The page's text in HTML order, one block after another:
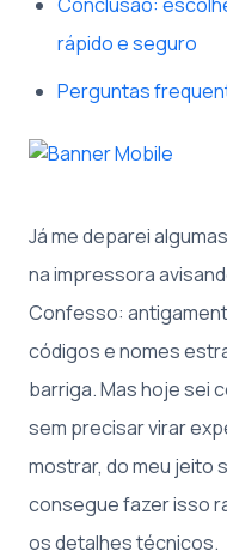
rápido e seguro
Perguntas
Já me deparei
na impressora
Confesso:
códigos e nomes
barriga. Mas hoje sei
sem precisar virar
mostrar, do meu jeito
consegue fazer isso
os detalhes técnicos.